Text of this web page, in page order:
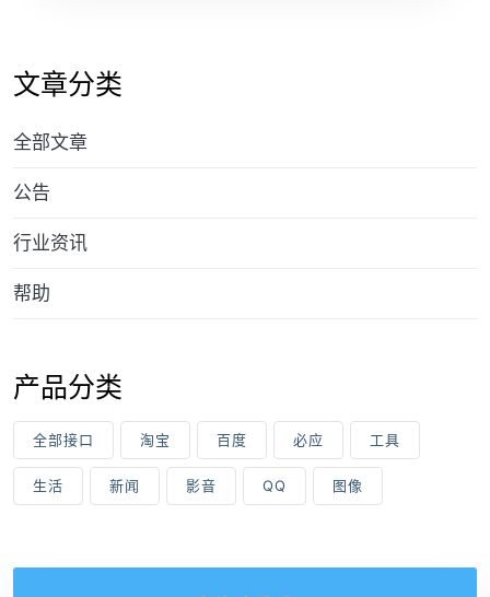
文章分类
全部文章
公告
行业资讯
帮助
产品分类
全部接口 淘宝 百度 必应 工具
生活 新闻 影音 QQ 图像